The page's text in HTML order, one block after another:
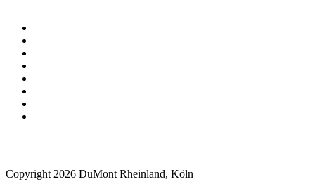
Copyright 2026 DuMont Rheinland, Köln